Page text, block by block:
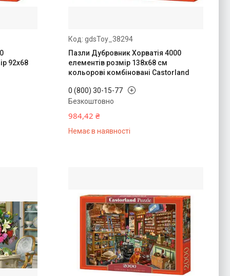
92х68
gdsToy_38294
Пазли Дубровник Хорватія 4000
елементів розмір 138х68 см
кольорові комбіновані Castorland
0 (800) 30-15-77
Безкоштовно
984,42 ₴
Немає в наявності